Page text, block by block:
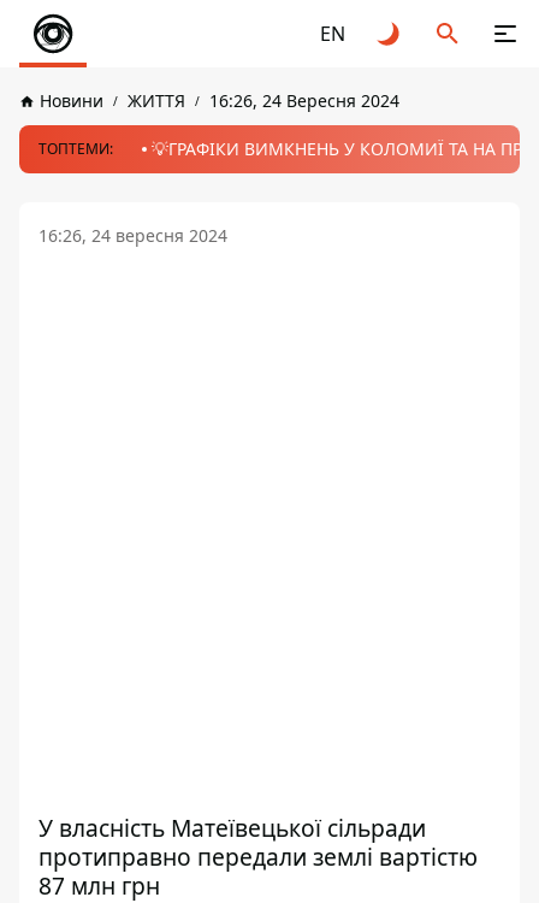
EN
Новини ЖИТТЯ 16:26, 24 Вересня 2024
ТОПТЕМИ: 💡ГРАФІКИ ВИМКНЕНЬ У КОЛОМИЇ ТА НА
16:26, 24 вересня 2024
У власність Матеївецької сільради
протиправно передали землі вартістю
87 млн грн